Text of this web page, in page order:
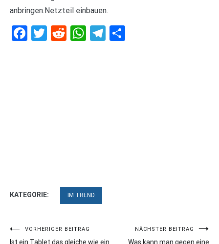
anbringen.Netzteil einbauen.
Facebook
Twitter
RedditWhatsApp
Telegram
KATEGORIE: IM TREND
Beitragsnavigation
VORHERIGER BEITRAG
Ist ein Tablet das gleiche wie ein
NÄCHSTER BEITRAG
Was kann man gegen eine